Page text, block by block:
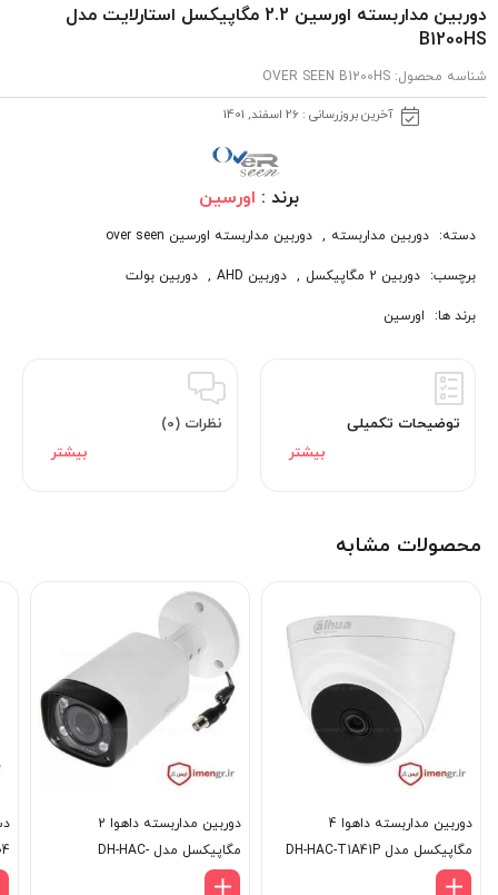
دوربین مداربسته اورسین 2.2 مگاپیکسل استارلایت مدل
B1200HS
شناسه محصول: OVER SEEN B1200HS
آخرین بروزرسانی : 26 اسفند, 1401
برند : اورسین
دسته: دوربین مداربسته , دوربین مداربسته اورسین over seen
برچسب: دوربین 2 مگاپیکسل , دوربین AHD , دوربین بولت
برند ها: اورسین
توضیحات تکمیلی نظرات (0)
محصولات مشابه
دوربین مداربسته داهوا 4
مگاپیکسل مدل DH-HAC-T1A41P
دوربین مداربسته داهوا 2
مگاپیکسل مدل DH-HAC-
HFW2231RP-Z-IRE6